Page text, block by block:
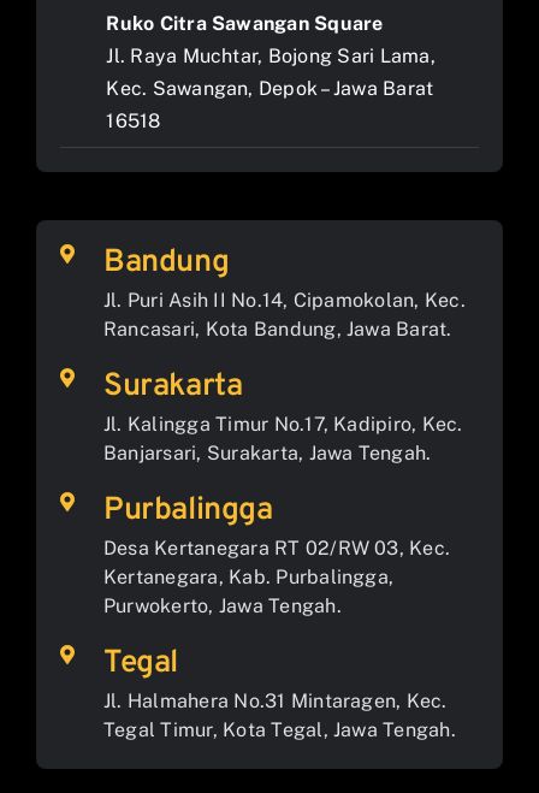
Ruko Citra Sawangan Square
Jl. Raya Muchtar, Bojong Sari Lama,
Kec. Sawangan, Depok – Jawa Barat
16518
Bandung
Jl. Puri Asih II No.14, Cipamokolan, Kec.
Rancasari, Kota Bandung, Jawa Barat.
Surakarta
Jl. Kalingga Timur No.17, Kadipiro, Kec.
Banjarsari, Surakarta, Jawa Tengah.
Purbalingga
Desa Kertanegara RT 02/RW 03, Kec.
Kertanegara, Kab. Purbalingga,
Purwokerto, Jawa Tengah.
Tegal
Jl. Halmahera No.31 Mintaragen, Kec.
Tegal Timur, Kota Tegal, Jawa Tengah.